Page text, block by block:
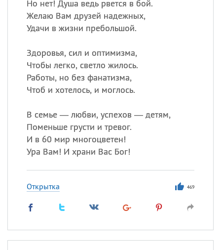
Но нет! Душа ведь рвется в бой.
Желаю Вам друзей надежных,
Удачи в жизни пребольшой.
Здоровья, сил и оптимизма,
Чтобы легко, светло жилось.
Работы, но без фанатизма,
Чтоб и хотелось, и моглось.
В семье — любви, успехов — детям,
Поменьше грусти и тревог.
И в 60 мир многоцветен!
Ура Вам! И храни Вас Бог!
Открытка 469